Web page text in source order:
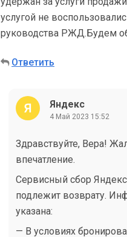
услугой не
руководства РЖД.Будем
Ответить
Яндекс
4 Май 2023 15:52
Здравствуйте, Вера!
впечатление.
Сервисный сбор
подлежит возврату.
указана:
— В условиях